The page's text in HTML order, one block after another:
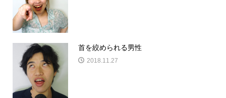
首を絞められる男性
2018.11.27